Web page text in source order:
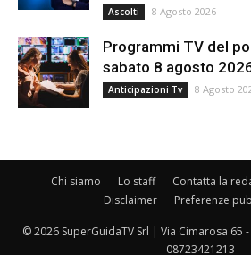
Ascolti 8 Agosto 2026
Programmi TV del
sabato 8 agosto
Anticipazioni Tv 8 Agosto
Chi siamo Lo staff Contatta la
Disclaimer
Preferenze
© 2026 SuperGuidaTV Srl | Via Cimarosa 65
08723421213